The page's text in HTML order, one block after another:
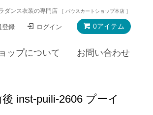
ダンス衣装の専門店 ［ パウスカートショップ本店 ］
0アイテム
登録 ログイン
ップについて お問い合わせ
inst-puili-2606 プーイ